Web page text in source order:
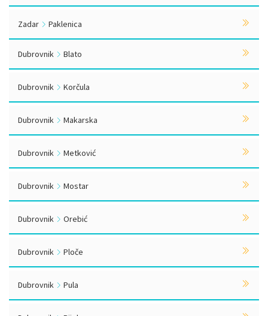
Zadar Paklenica
Dubrovnik Blato
Dubrovnik Korčula
Dubrovnik Makarska
Dubrovnik Metković
Dubrovnik Mostar
Dubrovnik Orebić
Dubrovnik Ploče
Dubrovnik Pula